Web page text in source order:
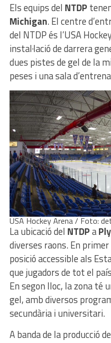
Els equips del NTDP
Michigan. El centre
del NTDP és l’USA
instal·lació de darrera
dues pistes de gel de la
peses i una sala
USA Hockey Arena / Foto:
La ubicació del NTDPa
diverses raons. En
posició accessible als
que jugadors de tot el
En segon lloc, la zona té
gel, amb diversos
secundària i universitari.
A banda de la producció